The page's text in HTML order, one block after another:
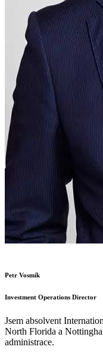
Petr Vosmík
Investment Operations Director
Jsem absolvent
North Florida a
administrace.